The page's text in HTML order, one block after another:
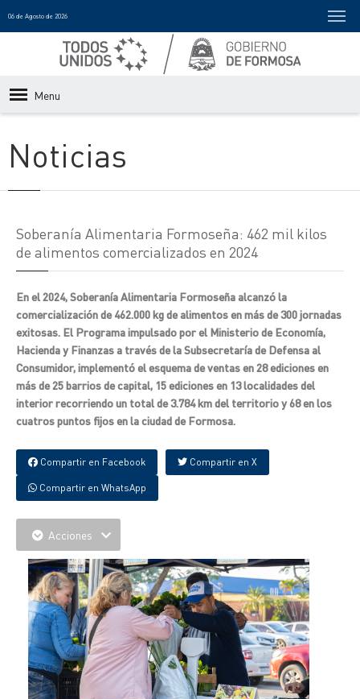
06 de Agosto de 2026
Menu
Noticias
Soberanía Alimentaria Formoseña: 462 mil kilos
de alimentos comercializados en 2024
En el 2024, Soberanía Alimentaria Formoseña alcanzó la
comercialización de 462.000 kg de alimentos en más de 300 jornadas
exitosas. El Programa impulsado por el Ministerio de Economía,
Hacienda y Finanzas a través de la Subsecretaría de Defensa al
Consumidor, implementó el esquema de ventas en 28 ediciones en
más de 25 barrios de capital, 15 ediciones en 13 localidades del
interior recorriendo un total de 3.784 km del territorio y 68 en los
cuatros puntos fijos en la ciudad de Formosa.
Compartir en Facebook Compartir en X
Compartir en WhatsApp
Acciones